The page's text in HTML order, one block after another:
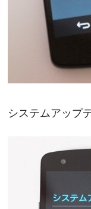
システムアップ